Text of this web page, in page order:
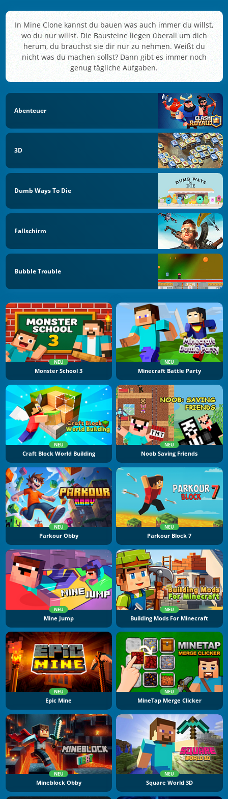
In Mine Clone kannst du bauen was auch immer du willst,
wo du nur willst. Die Bausteine liegen überall um dich
herum, du brauchst sie dir nur zu nehmen. Weißt du
nicht was du machen sollst? Dann gibt es immer noch
genug tägliche Aufgaben.
Abenteuer
3D
Dumb Ways To Die
Fallschirm
Bubble Trouble
NEU
Monster School 3
NEU
Minecraft Battle Party
NEU
Craft Block World Building
NEU
Noob Saving Friends
NEU
Parkour Obby
NEU
Parkour Block 7
NEU
Mine Jump
NEU
Building Mods For Minecraft
NEU
Epic Mine
NEU
MineTap Merge Clicker
NEU
Mineblock Obby
NEU
Square World 3D